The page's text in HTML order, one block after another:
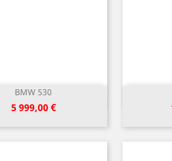
BMW 530
Kaina
5 999,00 €
Greita peržiūra